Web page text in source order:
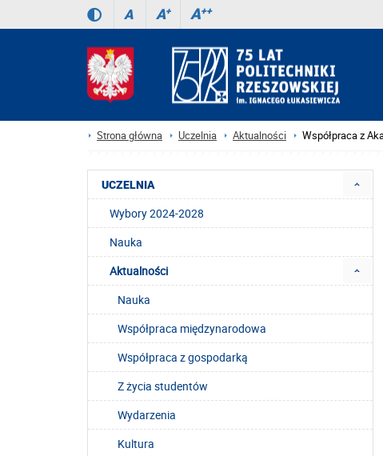
A A+ A++
Strona główna Uczelnia Aktualności Współpraca z
UCZELNIA
Wybory 2024-2028
Nauka
Aktualności
Nauka
Współpraca międzynarodowa
Współpraca z gospodarką
Z życia studentów
Wydarzenia
Kultura